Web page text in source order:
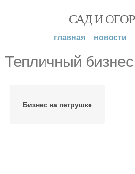
САД И
главная новости
Тепличный бизнес
Бизнес на петрушке